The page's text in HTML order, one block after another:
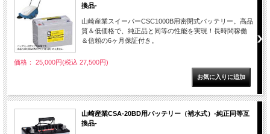
換品-
山崎産業スイーパーCSC1000B用密閉式バッテリー。高品
質＆低価格で、純正品と同等の性能を実現！長時間稼働
＆信頼の6ヶ月保証付き。
価格： 25,000円(税込 27,500円)
山崎産業CSA-20BD用バッテリー（補水式）-純正同等互
換品-